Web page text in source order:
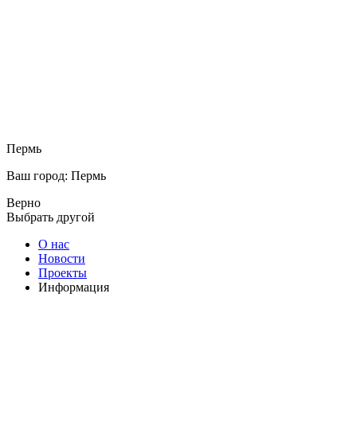
Пермь
Ваш город: Пермь
Верно
Выбрать другой
О нас
Новости
Проекты
Информация